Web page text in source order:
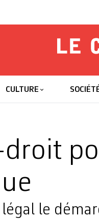
Le
CULTURE
droit
le